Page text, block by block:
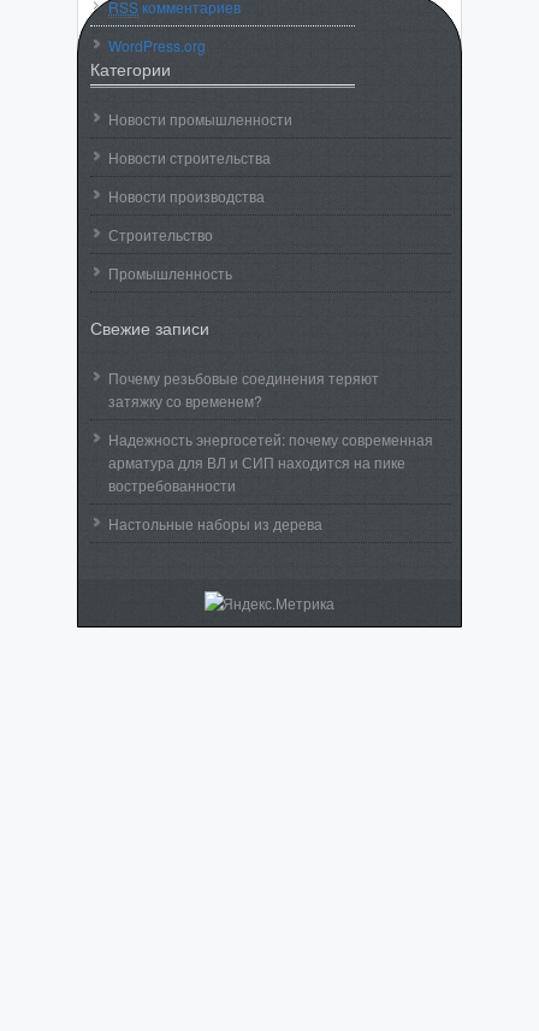
RSSкомментариев
WordPress.org
Категории
Новости промышленности
Новости строительства
Новости производства
Строительство
Промышленность
Свежие записи
Почему резьбовые соединения теряют
затяжку со временем?
Надежность энергосетей: почему современная
арматура для ВЛ и СИП находится на пике
востребованности
Настольные наборы из дерева